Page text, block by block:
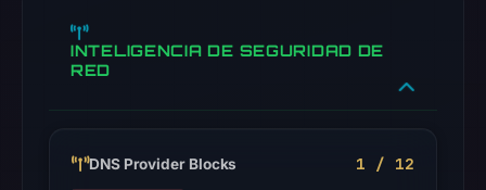
INTELIGENCIA DE SEGURIDAD DE
RED
DNS Provider Blocks 1 / 12